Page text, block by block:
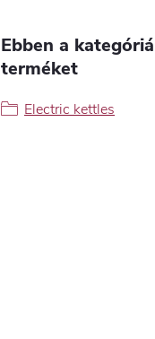
Ebben a
terméket
Electric kettles